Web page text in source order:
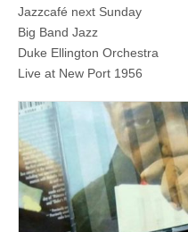
Jazzcafé next Sunday
Big Band Jazz
Duke Ellington Orchestra
Live at New Port 1956